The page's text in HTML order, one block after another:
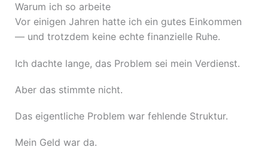
Warum ich so arbeite
Vor einigen Jahren hatte ich ein gutes Einkommen
— und trotzdem keine echte finanzielle Ruhe.
Ich dachte lange, das Problem sei mein Verdienst.
Aber das stimmte nicht.
Das eigentliche Problem war fehlende Struktur.
Mein Geld war da.